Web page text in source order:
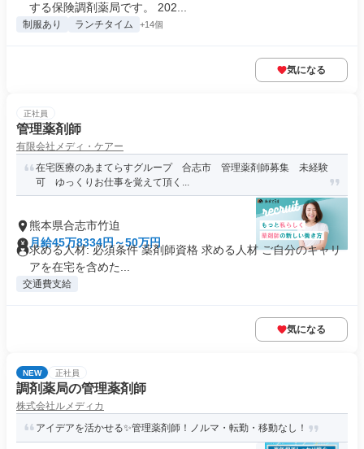
する保険調剤薬局です。 202...
制服あり ランチタイム +14個
気になる
正社員
管理薬剤師
有限会社メディ・ケアー
在宅医療のあまてらすグループ 合志市 管理薬剤師募集 未経験
可 ゆっくりお仕事を覚えて頂く...
熊本県合志市竹迫
月給45万8334円～50万円
求める人材: 必須条件 薬剤師資格 求める人材 ご自分のキャリ
アを在宅を含めた...
交通費支給
気になる
NEW 正社員
調剤薬局の管理薬剤師
株式会社ルメディカ
アイデアを活かせる✨管理薬剤師！ノルマ・転勤・移動なし！